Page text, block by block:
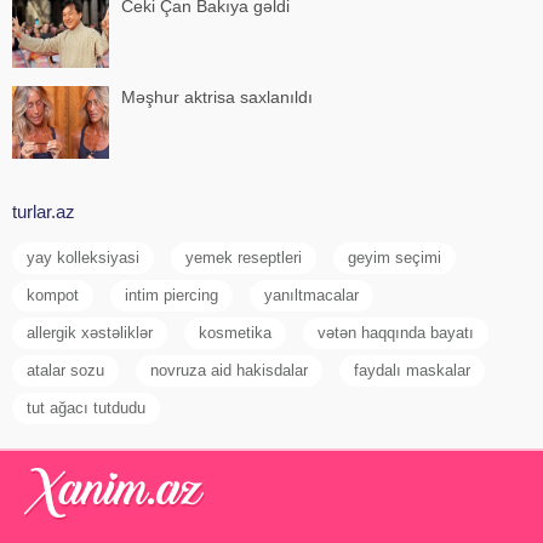
Ceki Çan Bakıya gəldi
Məşhur aktrisa saxlanıldı
turlar.az
yay kolleksiyasi yemek reseptleri geyim seçimi
kompot intim piercing yanıltmacalar
allergik xəstəliklər kosmetika vətən haqqında bayatı
atalar sozu novruza aid hakisdalar faydalı maskalar
tut ağacı tutdudu